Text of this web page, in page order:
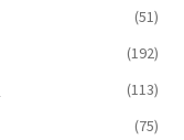
(51)
(192)
(113)
(75)